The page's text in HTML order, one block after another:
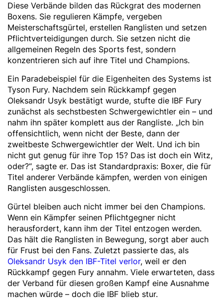
Diese Verbände bilden das Rückgrat des modernen
Boxens. Sie regulieren Kämpfe, vergeben
Meisterschaftsgürtel, erstellen Ranglisten und setzen
Pflichtverteidigungen durch. Sie setzen nicht die
allgemeinen Regeln des Sports fest, sondern
konzentrieren sich auf ihre Titel und Champions.
Ein Paradebeispiel für die Eigenheiten des Systems ist
Tyson Fury. Nachdem sein Rückkampf gegen
Oleksandr Usyk bestätigt wurde, stufte die IBF Fury
zunächst als sechstbesten Schwergewichtler ein – und
nahm ihn später komplett aus der Rangliste. „Ich bin
offensichtlich, wenn nicht der Beste, dann der
zweitbeste Schwergewichtler der Welt. Und ich bin
nicht gut genug für ihre Top 15? Das ist doch ein Witz,
oder?“, sagte er. Das ist Standardpraxis: Boxer, die für
Titel anderer Verbände kämpfen, werden von einigen
Ranglisten ausgeschlossen.
Gürtel bleiben auch nicht immer bei den Champions.
Wenn ein Kämpfer seinen Pflichtgegner nicht
herausfordert, kann ihm der Titel entzogen werden.
Das hält die Ranglisten in Bewegung, sorgt aber auch
für Frust bei den Fans. Zuletzt passierte das, als
Oleksandr Usyk den IBF-Titel verlor, weil er den
Rückkampf gegen Fury annahm. Viele erwarteten, dass
der Verband für diesen großen Kampf eine Ausnahme
machen würde – doch die IBF blieb stur.